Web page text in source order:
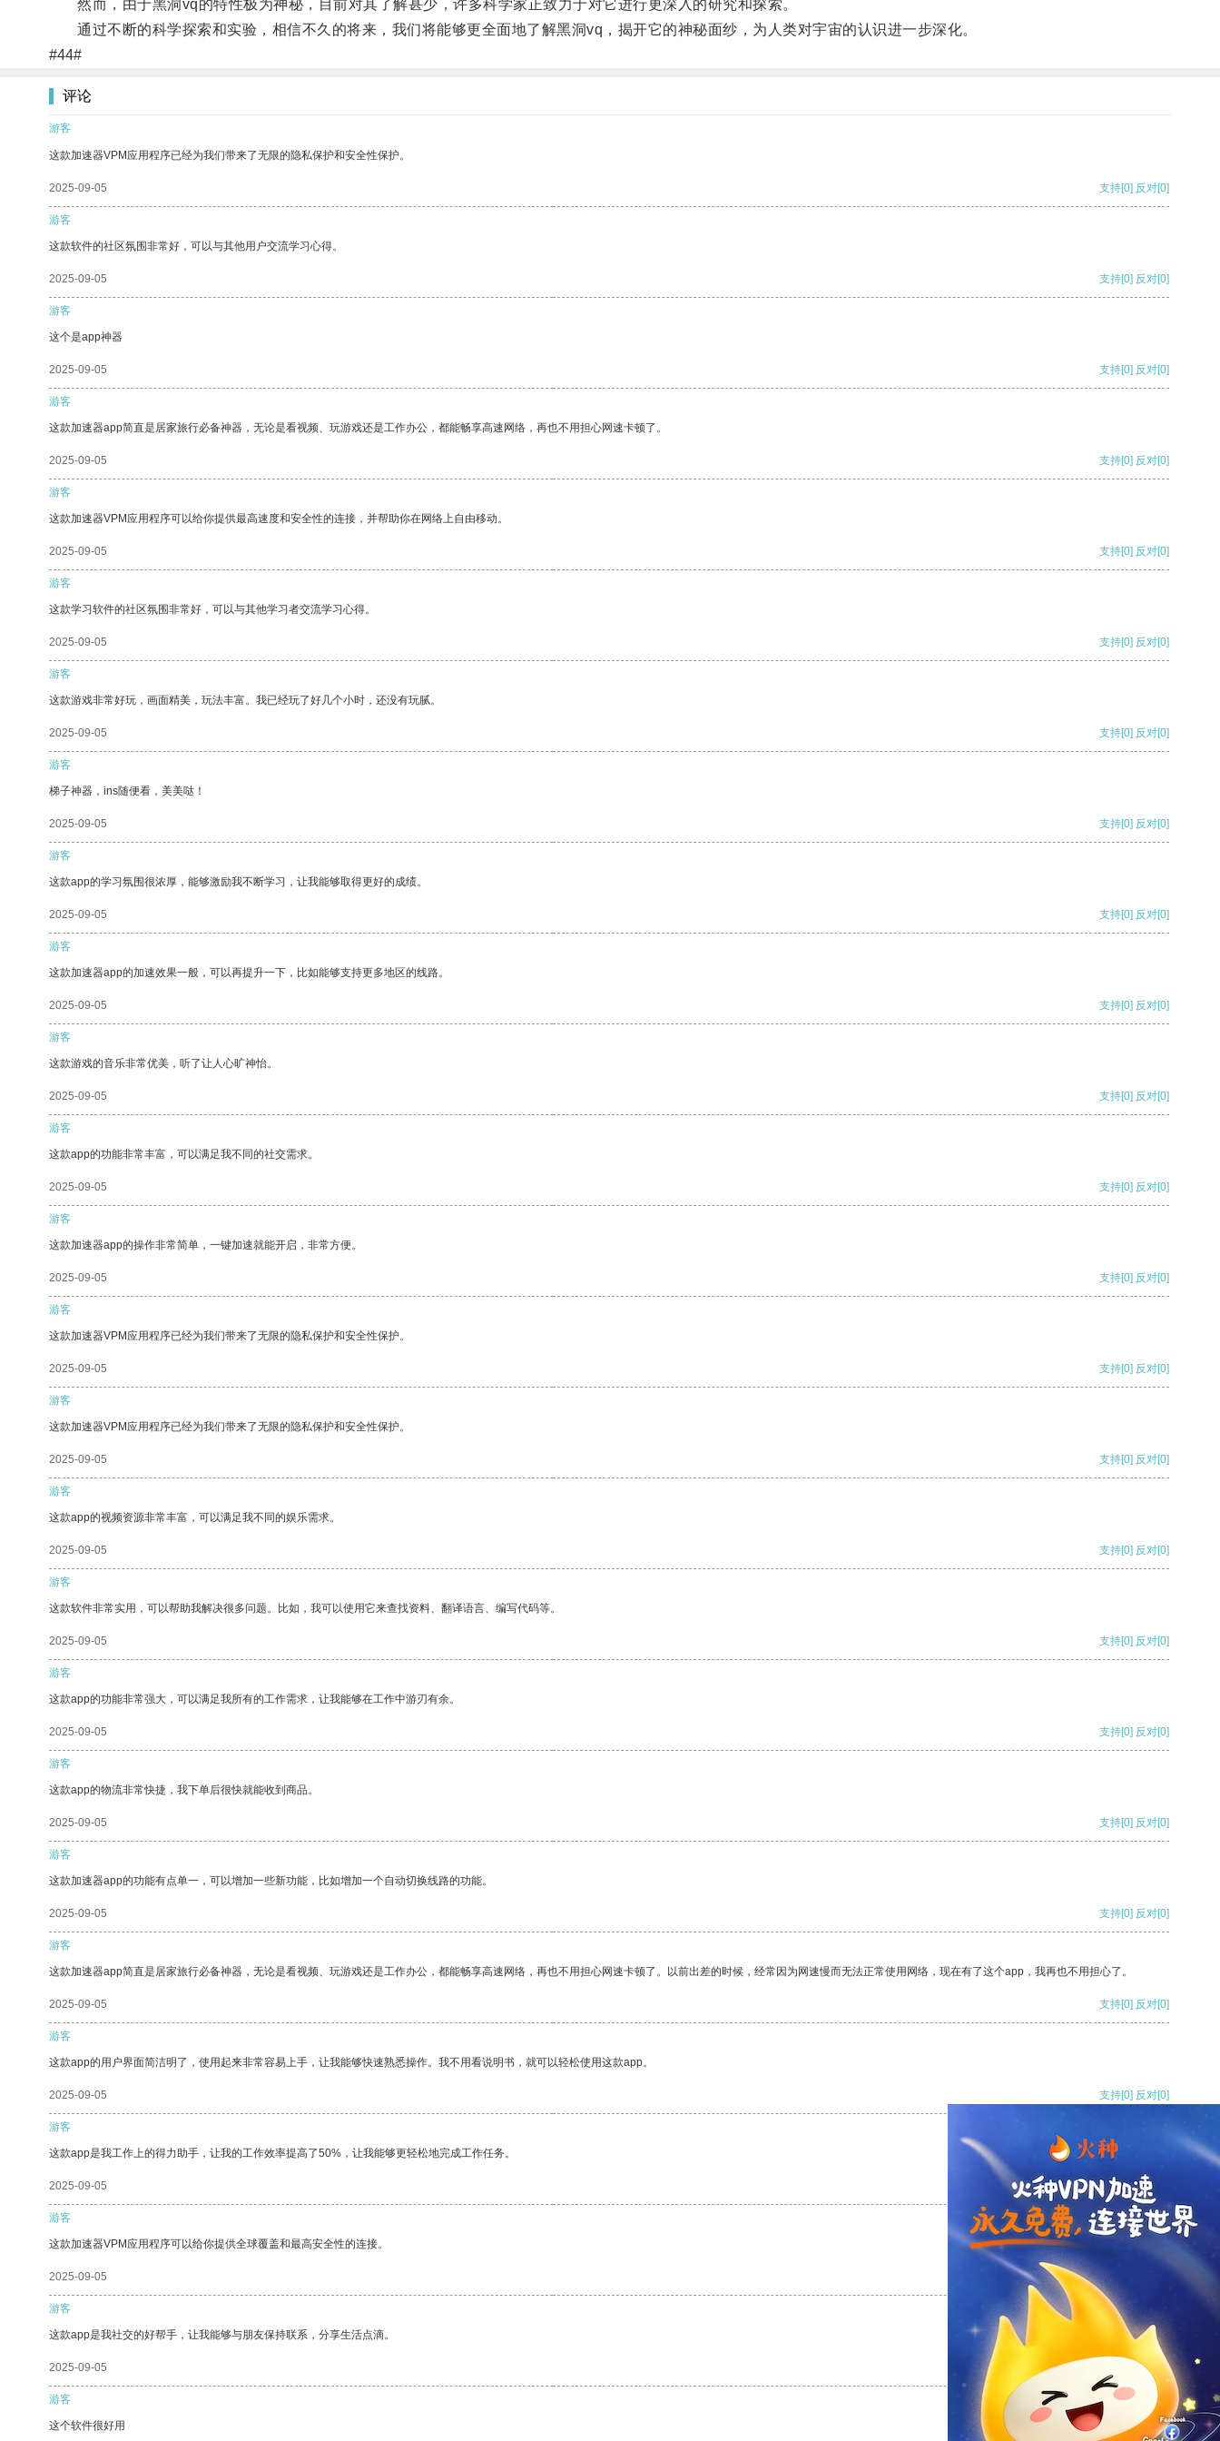
然而，由于黑洞vq的特性极为神秘，目前对其了解甚少，许多科学家正致力于对它进行更深入的研究和探索。
通过不断的科学探索和实验，相信不久的将来，我们将能够更全面地了解黑洞vq，揭开它的神秘面纱，为人类对宇宙的认识进一步深化。
#44#
评论
游客
这款加速器VPM应用程序已经为我们带来了无限的隐私保护和安全性保护。
2025-09-05 支持[0] 反对[0]
游客
这款软件的社区氛围非常好，可以与其他用户交流学习心得。
2025-09-05 支持[0] 反对[0]
游客
这个是app神器
2025-09-05 支持[0] 反对[0]
游客
这款加速器app简直是居家旅行必备神器，无论是看视频、玩游戏还是工作办公，都能畅享高速网络，再也不用担心网速卡顿了。
2025-09-05 支持[0] 反对[0]
游客
这款加速器VPM应用程序可以给你提供最高速度和安全性的连接，并帮助你在网络上自由移动。
2025-09-05 支持[0] 反对[0]
游客
这款学习软件的社区氛围非常好，可以与其他学习者交流学习心得。
2025-09-05 支持[0] 反对[0]
游客
这款游戏非常好玩，画面精美，玩法丰富。我已经玩了好几个小时，还没有玩腻。
2025-09-05 支持[0] 反对[0]
游客
梯子神器，ins随便看，美美哒！
2025-09-05 支持[0] 反对[0]
游客
这款app的学习氛围很浓厚，能够激励我不断学习，让我能够取得更好的成绩。
2025-09-05 支持[0] 反对[0]
游客
这款加速器app的加速效果一般，可以再提升一下，比如能够支持更多地区的线路。
2025-09-05 支持[0] 反对[0]
游客
这款游戏的音乐非常优美，听了让人心旷神怡。
2025-09-05 支持[0] 反对[0]
游客
这款app的功能非常丰富，可以满足我不同的社交需求。
2025-09-05 支持[0] 反对[0]
游客
这款加速器app的操作非常简单，一键加速就能开启，非常方便。
2025-09-05 支持[0] 反对[0]
游客
这款加速器VPM应用程序已经为我们带来了无限的隐私保护和安全性保护。
2025-09-05 支持[0] 反对[0]
游客
这款加速器VPM应用程序已经为我们带来了无限的隐私保护和安全性保护。
2025-09-05 支持[0] 反对[0]
游客
这款app的视频资源非常丰富，可以满足我不同的娱乐需求。
2025-09-05 支持[0] 反对[0]
游客
这款软件非常实用，可以帮助我解决很多问题。比如，我可以使用它来查找资料、翻译语言、编写代码等。
2025-09-05 支持[0] 反对[0]
游客
这款app的功能非常强大，可以满足我所有的工作需求，让我能够在工作中游刃有余。
2025-09-05 支持[0] 反对[0]
游客
这款app的物流非常快捷，我下单后很快就能收到商品。
2025-09-05 支持[0] 反对[0]
游客
这款加速器app的功能有点单一，可以增加一些新功能，比如增加一个自动切换线路的功能。
2025-09-05 支持[0] 反对[0]
游客
这款加速器app简直是居家旅行必备神器，无论是看视频、玩游戏还是工作办公，都能畅享高速网络，再也不用担心网速卡顿了。以前出差的时候，经常因为网速慢而无法正常使用网络，现在有了这个app，我再也不用担心了。
2025-09-05 支持[0] 反对[0]
游客
这款app的用户界面简洁明了，使用起来非常容易上手，让我能够快速熟悉操作。我不用看说明书，就可以轻松使用这款app。
2025-09-05 支持[0] 反对[0]
游客
这款app是我工作上的得力助手，让我的工作效率提高了50%，让我能够更轻松地完成工作任务。
2025-09-05 支持[0] 反对
游客
这款加速器VPM应用程序可以给你提供全球覆盖和最高安全性的连接。
2025-09-05 支持
游客
这款app是我社交的好帮手，让我能够与朋友保持联系，分享生活点滴。
2025-09-05 反对 [0]
游客
这个软件很好用